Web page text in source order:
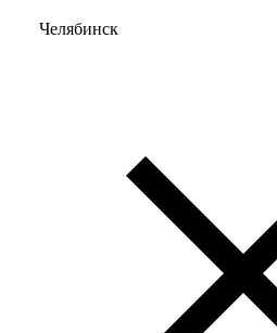
Челябинск